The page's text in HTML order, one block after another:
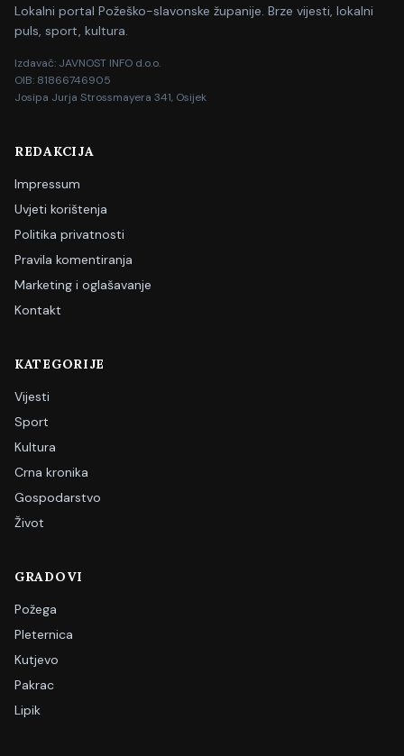
Lokalni portal Požeško-slavonske županije. Brze vijesti, lokalni
puls, sport, kultura.
Izdavač: JAVNOST INFO d.o.o.
OIB: 81866746905
Josipa Jurja Strossmayera 341, Osijek
REDAKCIJA
Impressum
Uvjeti korištenja
Politika privatnosti
Pravila komentiranja
Marketing i oglašavanje
Kontakt
KATEGORIJE
Vijesti
Sport
Kultura
Crna kronika
Gospodarstvo
Život
GRADOVI
Požega
Pleternica
Kutjevo
Pakrac
Lipik